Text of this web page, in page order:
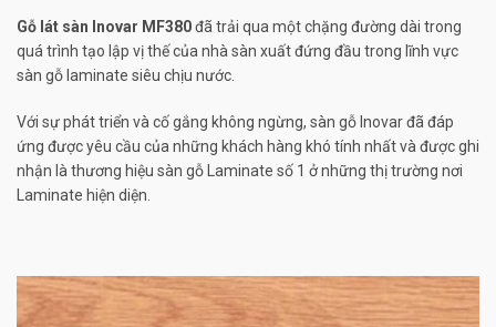
Gỗ lát sàn Inovar MF380đã trải qua một chặng đường dài trong
quá trình tạo lập vị thế của nhà sàn xuất đứng đầu trong lĩnh vực
sàn gỗ laminate siêu chịu nước.
Với sự phát triển và cố gắng không ngừng, sàn gỗ Inovar đã đáp
ứng được yêu cầu của những khách hàng khó tính nhất và được ghi
nhận là thương hiệu sàn gỗ Laminate số 1 ở những thị trường nơi
Laminate hiện diện.